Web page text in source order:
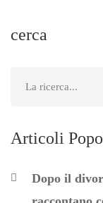
cerca
Articoli
Dopo il